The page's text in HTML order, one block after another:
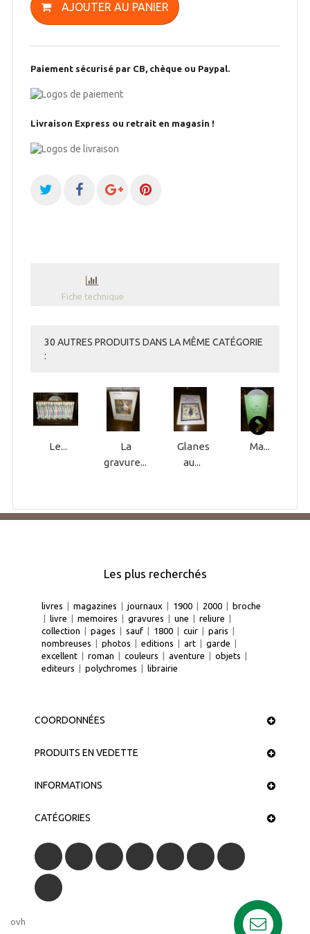
AJOUTER AU PANIER
Paiement sécurisé par CB, chèque ou Paypal.
Livraison Express ou retrait en magasin !
Fiche technique
30 AUTRES PRODUITS DANS LA MÊME CATÉGORIE
:
Le...
La
gravure...
Glanes
au...
Ma...
Les plus recherchés
livres | magazines | journaux | 1900 | 2000 | broche
| livre | memoires | gravures | une | reliure |
collection | pages | sauf | 1800 | cuir | paris |
nombreuses | photos | editions | art | garde |
excellent | roman | couleurs | aventure | objets |
editeurs | polychromes | librairie
COORDONNÉES
PRODUITS EN VEDETTE
INFORMATIONS
CATÉGORIES
ovh